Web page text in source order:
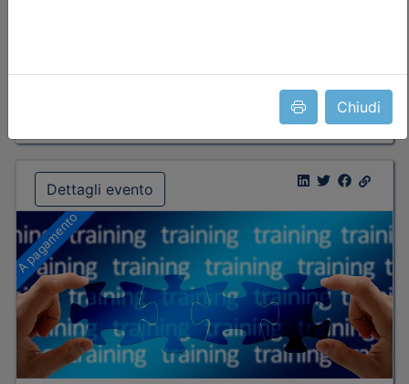
Chiudi
Posti disponibili:
Dettagli evento
A pagamento